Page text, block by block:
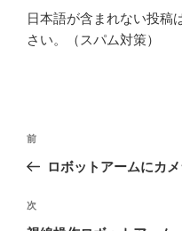
日本語が含まれない投稿
さい。（スパム対策）
投
ナ
ビ
前
の
稿
前
ロボットアームにカ
次
次